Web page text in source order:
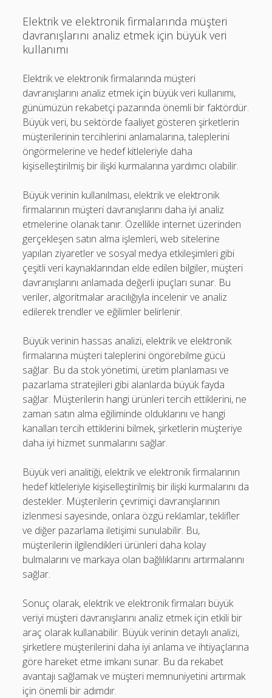
Elektrik ve elektronik firmalarında müşteri
davranışlarını analiz etmek için büyük veri
kullanımı
Elektrik ve elektronik firmalarında müşteri
davranışlarını analiz etmek için büyük veri kullanımı,
günümüzün rekabetçi pazarında önemli bir faktördür.
Büyük veri, bu sektörde faaliyet gösteren şirketlerin
müşterilerinin tercihlerini anlamalarına, taleplerini
öngörmelerine ve hedef kitleleriyle daha
kişiselleştirilmiş bir ilişki kurmalarına yardımcı olabilir.
Büyük verinin kullanılması, elektrik ve elektronik
firmalarının müşteri davranışlarını daha iyi analiz
etmelerine olanak tanır. Özellikle internet üzerinden
gerçekleşen satın alma işlemleri, web sitelerine
yapılan ziyaretler ve sosyal medya etkileşimleri gibi
çeşitli veri kaynaklarından elde edilen bilgiler, müşteri
davranışlarını anlamada değerli ipuçları sunar. Bu
veriler, algoritmalar aracılığıyla incelenir ve analiz
edilerek trendler ve eğilimler belirlenir.
Büyük verinin hassas analizi, elektrik ve elektronik
firmalarına müşteri taleplerini öngörebilme gücü
sağlar. Bu da stok yönetimi, üretim planlaması ve
pazarlama stratejileri gibi alanlarda büyük fayda
sağlar. Müşterilerin hangi ürünleri tercih ettiklerini, ne
zaman satın alma eğiliminde olduklarını ve hangi
kanalları tercih ettiklerini bilmek, şirketlerin müşteriye
daha iyi hizmet sunmalarını sağlar.
Büyük veri analitiği, elektrik ve elektronik firmalarının
hedef kitleleriyle kişiselleştirilmiş bir ilişki kurmalarını da
destekler. Müşterilerin çevrimiçi davranışlarının
izlenmesi sayesinde, onlara özgü reklamlar, teklifler
ve diğer pazarlama iletişimi sunulabilir. Bu,
müşterilerin ilgilendikleri ürünleri daha kolay
bulmalarını ve markaya olan bağlılıklarını artırmalarını
sağlar.
Sonuç olarak, elektrik ve elektronik firmaları büyük
veriyi müşteri davranışlarını analiz etmek için etkili bir
araç olarak kullanabilir. Büyük verinin detaylı analizi,
şirketlere müşterilerini daha iyi anlama ve ihtiyaçlarına
göre hareket etme imkanı sunar. Bu da rekabet
avantajı sağlamak ve müşteri memnuniyetini artırmak
için önemli bir adımdır.